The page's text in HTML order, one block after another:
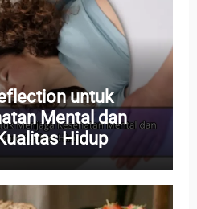
untuk
Mental dan
Hidup